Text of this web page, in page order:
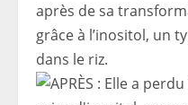
après de sa
grâce à l’inositol, un
dans le riz.